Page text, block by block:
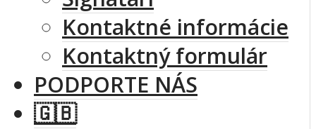
Kontaktné informácie
Kontaktný formulár
PODPORTE NÁS
🇬🇧